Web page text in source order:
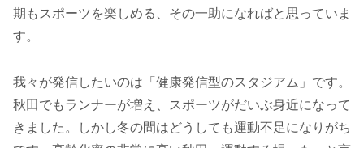
期もスポーツを楽しめる、その一助になればと思っていま
す。
我々が発信したいのは「健康発信型のスタジアム」です。
秋田でもランナーが増え、スポーツがだいぶ身近になって
きました。しかし冬の間はどうしても運動不足になりがち